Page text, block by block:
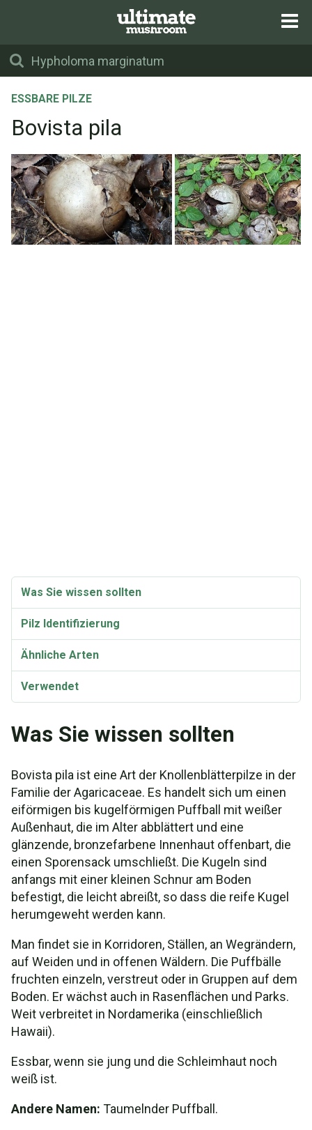
ESSBARE PILZE
Bovista pila
Was Sie wissen sollten
Pilz Identifizierung
Ähnliche Arten
Verwendet
Was Sie wissen sollten
Bovista pila ist eine Art der Knollenblätterpilze in der
Familie der Agaricaceae. Es handelt sich um einen
eiförmigen bis kugelförmigen Puffball mit weißer
Außenhaut, die im Alter abblättert und eine
glänzende, bronzefarbene Innenhaut offenbart, die
einen Sporensack umschließt. Die Kugeln sind
anfangs mit einer kleinen Schnur am Boden
befestigt, die leicht abreißt, so dass die reife Kugel
herumgeweht werden kann.
Man findet sie in Korridoren, Ställen, an Wegrändern,
auf Weiden und in offenen Wäldern. Die Puffbälle
fruchten einzeln, verstreut oder in Gruppen auf dem
Boden. Er wächst auch in Rasenflächen und Parks.
Weit verbreitet in Nordamerika (einschließlich
Hawaii).
Essbar, wenn sie jung und die Schleimhaut noch
weiß ist.
Andere Namen: Taumelnder Puffball.